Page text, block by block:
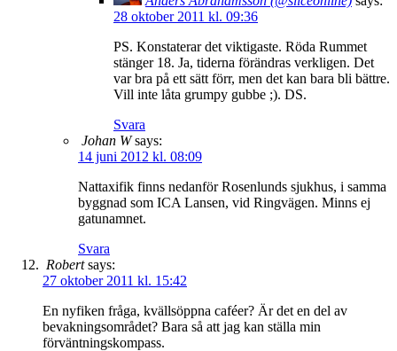
28 oktober 2011 kl. 09:36
PS. Konstaterar det viktigaste. Röda Rummet
stänger 18. Ja, tiderna förändras verkligen. Det
var bra på ett sätt förr, men det kan bara bli bättre.
Vill inte låta grumpy gubbe ;). DS.
Svara
Johan W says:
14 juni 2012 kl. 08:09
Nattaxifik finns nedanför Rosenlunds sjukhus, i samma
byggnad som ICA Lansen, vid Ringvägen. Minns ej
gatunamnet.
Svara
Robert says:
27 oktober 2011 kl. 15:42
En nyfiken fråga, kvällsöppna caféer? Är det en del av
bevakningsområdet? Bara så att jag kan ställa min
förväntningskompass.